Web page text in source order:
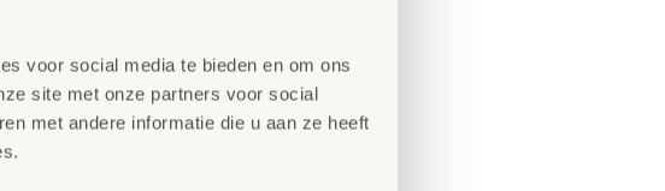
voor social media te bieden en om ons
site met onze partners voor social
met andere informatie die u aan ze heeft